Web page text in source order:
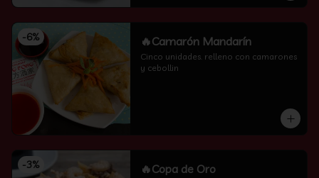
-6% 🔥Camarón Mandarín
Cinco unidades. relleno con camarones
y cebollin
-3% 🔥Copa de Oro